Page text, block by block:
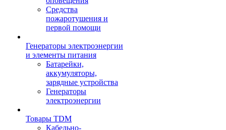
Средства
пожаротушения и
первой помощи
Генераторы электроэнергии
и элементы питания
Батарейки,
аккумуляторы,
зарядные устройства
Генераторы
электроэнергии
Товары TDM
Кабельно-